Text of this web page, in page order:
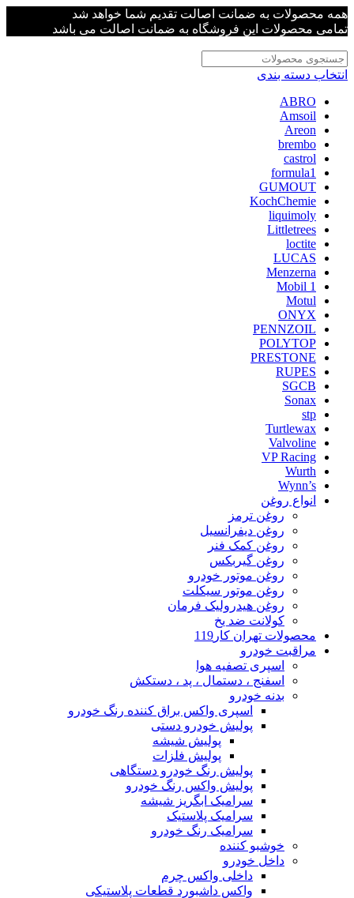
همه محصولات به ضمانت اصالت تقدیم شما خواهد شد
تمامی محصولات این فروشگاه به ضمانت اصالت می باشد
انتخاب دسته بندی
ABRO
Amsoil
Areon
brembo
castrol
formula1
GUMOUT
KochChemie
liquimoly
Littletrees
loctite
LUCAS
Menzerna
Mobil 1
Motul
ONYX
PENNZOIL
POLYTOP
PRESTONE
RUPES
SGCB
Sonax
stp
Turtlewax
Valvoline
VP Racing
Wurth
Wynn’s
انواع روغن
روغن ترمز
روغن دیفرانسیل
روغن کمک فنر
روغن گیربکس
روغن موتور خودرو
روغن موتور سیکلت
روغن هیدرولیک فرمان
کولانت ضد یخ
محصولات تهران کار119
مراقبت خودرو
اسپری تصفیه هوا
اسفنج ، دستمال ، پد ، دستکش
بدنه خودرو
اسپری واکس براق کننده رنگ خودرو
پولیش خودرو دستی
پولیش شیشه
پولیش فلزات
پولیش رنگ خودرو دستگاهی
پولیش واکس رنگ خودرو
سرامیک ابگریز شیشه
سرامیک پلاستیک
سرامیک رنگ خودرو
خوشبو کننده
داخل خودرو
داخلی واکس چرم
واکس داشبورد قطعات پلاستیکی